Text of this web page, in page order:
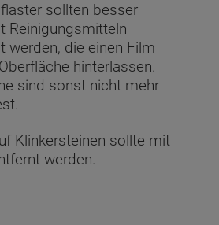
sollten besser
Reinigungsmitteln
werden, die einen Film
hinterlassen.
sind sonst nicht mehr
Klinkersteinen sollte mit
werden.